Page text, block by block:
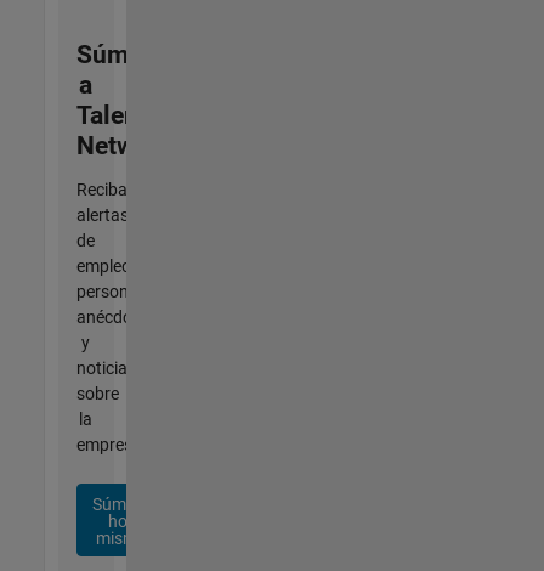
Súmese
a
Talent
Network
Reciba
alertas
de
empleo
personalizadas,
anécdotas
y
noticias
sobre
la
empresa.
Súmese
hoy
mismo